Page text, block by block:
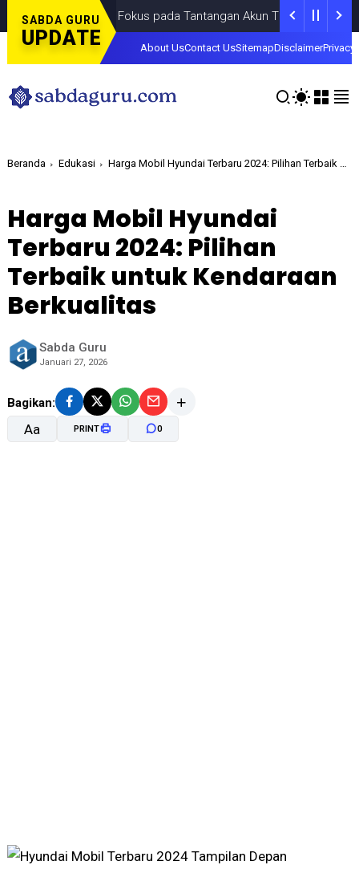
SABDA GURU
UPDATE
Fokus pada Tantangan Akun Tiruan di Dunia
About UsContact UsSitemapDisclaimerPrivacy
Beranda Edukasi Harga Mobil Hyundai Terbaru 2024: Pilihan Terbaik untuk Kendaraan Berkualitas
Harga Mobil Hyundai
Terbaru 2024: Pilihan
Terbaik untuk Kendaraan
Berkualitas
Sabda Guru
Januari 27, 2026
Bagikan:
Aa PRINT 0